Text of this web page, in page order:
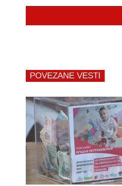
POVEZANE VESTI